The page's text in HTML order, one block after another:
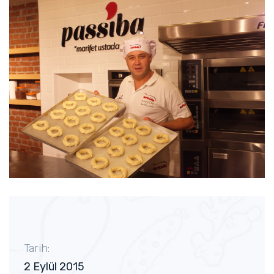
Tarih:
2 Eylül 2015